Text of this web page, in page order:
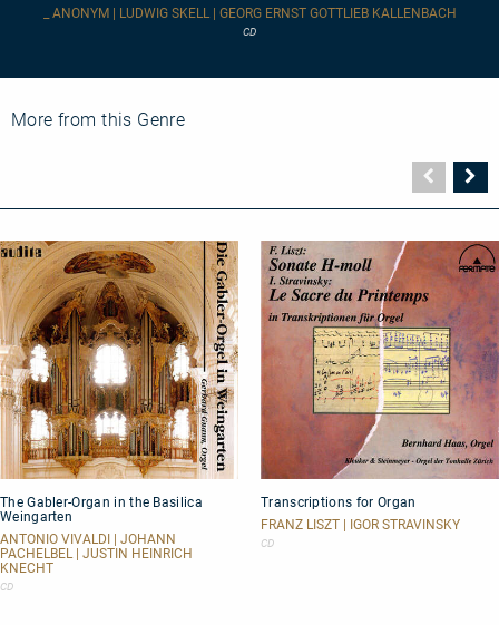
_ ANONYM | LUDWIG SKELL | GEORG ERNST GOTTLIEB KALLENBACH
CD
More from this Genre
Seite
Gabler-
Organ
in
the
Basilica
Weingarten
The Gabler-Organ in the Basilica
Weingarten
ANTONIO VIVALDI | JOHANN
PACHELBEL | JUSTIN HEINRICH
KNECHT
CD
for
Organ
Transcriptions for Organ
FRANZ LISZT | IGOR STRAVINSKY
CD